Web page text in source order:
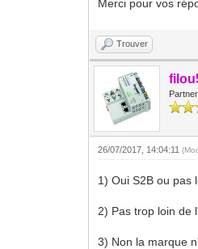
Merci pour vos
Trouver
26/07/2017, 14:04:11
1) Oui S2B ou pas
2) Pas trop loin de
3) Non la marque